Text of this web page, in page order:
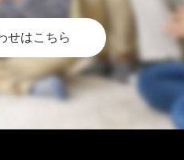
せはこちら